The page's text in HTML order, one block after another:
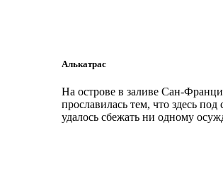
Алькатрас
На острове в заливе Сан-
прославилась тем, что здесь
удалось сбежать ни одному